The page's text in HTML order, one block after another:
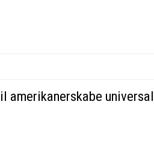
amerikanerskabe universal